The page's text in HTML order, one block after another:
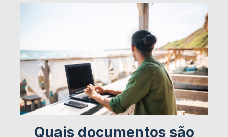
Quais documentos são